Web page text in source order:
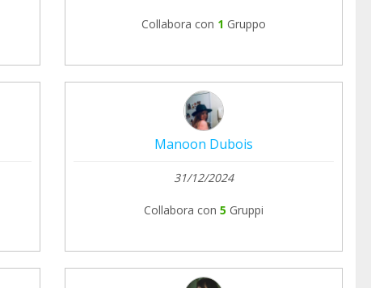
Collabora con 1 Gruppo
Manoon Dubois
31/12/2024
Collabora con 5 Gruppi